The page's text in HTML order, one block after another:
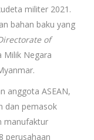
militer 2021.
bahan baku yang
of
Milik Negara
anggota ASEAN,
dan pemasok
manufaktur
perusahaan